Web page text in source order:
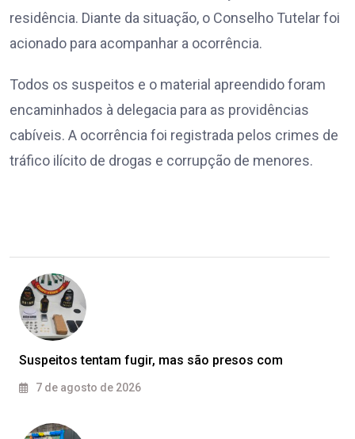
residência. Diante da situação, o Conselho Tutelar foi
acionado para acompanhar a ocorrência.
Todos os suspeitos e o material apreendido foram
encaminhados à delegacia para as providências
cabíveis. A ocorrência foi registrada pelos crimes de
tráfico ilícito de drogas e corrupção de menores.
Suspeitos tentam fugir, mas são presos com
7 de agosto de 2026